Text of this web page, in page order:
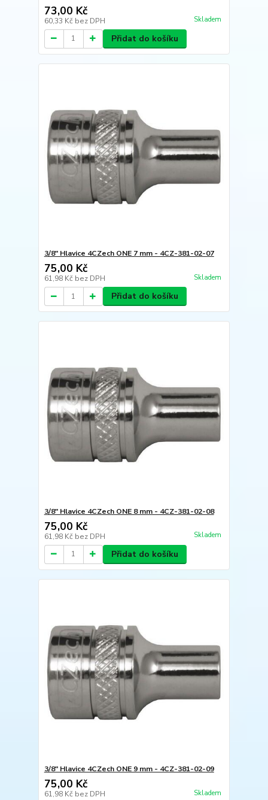
73,00 Kč
60,33 Kč bez DPH Skladem
Přidat do košíku
3/8" Hlavice 4CZech ONE 7 mm - 4CZ-381-02-07
75,00 Kč
61,98 Kč bez DPH Skladem
Přidat do košíku
3/8" Hlavice 4CZech ONE 8 mm - 4CZ-381-02-08
75,00 Kč
61,98 Kč bez DPH Skladem
Přidat do košíku
3/8" Hlavice 4CZech ONE 9 mm - 4CZ-381-02-09
75,00 Kč
61,98 Kč bez DPH Skladem